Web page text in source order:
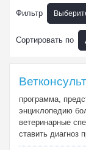
Фильтр
Сортировать по
программа,
энциклопедию
ветеринарные
ставить диагноз